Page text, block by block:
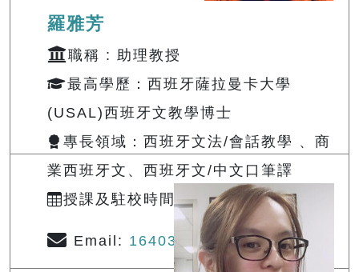
羅雅芳
職稱 : 助理教授
最高學歷：西班牙薩拉曼卡大學
(USAL)西班牙文教學博士
專長領域：西班牙文法/會話教學 、商
業西班牙文、西班牙文/中文口筆譯
授課及駐校時間：
查詢
Email: 164030@o365.tku.edu.tw